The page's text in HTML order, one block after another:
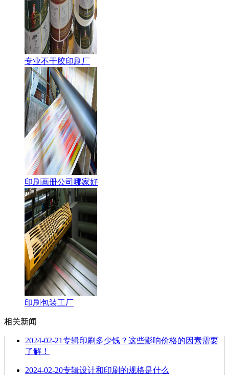
专业不干胶印刷厂
印刷画册公司哪家好
印刷包装工厂
相关新闻
2024-02-21专辑印刷多少钱？这些影响价格的因素需要
了解！
2024-02-20专辑设计和印刷的规格是什么